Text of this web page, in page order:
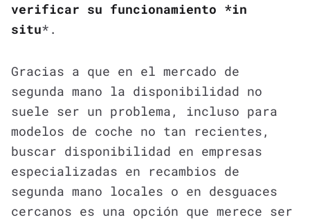
verificar su funcionamiento *in
situ*.
Gracias a que en el mercado de
segunda mano la disponibilidad no
suele ser un problema, incluso para
modelos de coche no tan recientes,
buscar disponibilidad en empresas
especializadas en recambios de
segunda mano locales o en desguaces
cercanos es una opción que merece ser